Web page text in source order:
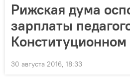
Рижская дума
зарплаты
Конституционном
30 августа 2016, 18:33